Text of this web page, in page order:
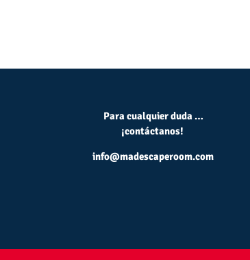
Para cualquier duda …
¡contáctanos!
info@madescaperoom.com